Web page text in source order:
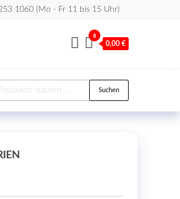
1060 (Mo - Fr 11 bis 15 Uhr)
0
0,00 €
Suchen